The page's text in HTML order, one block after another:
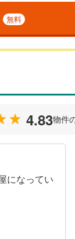
無料
4.83物件
になってい